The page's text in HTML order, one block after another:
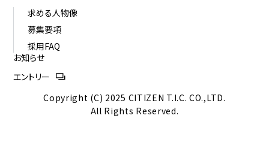
求める人物像
募集要項
採用FAQ
お知らせ
エントリー
Copyright (C) 2025 CITIZEN T.I.C. CO.,LTD.
All Rights Reserved.